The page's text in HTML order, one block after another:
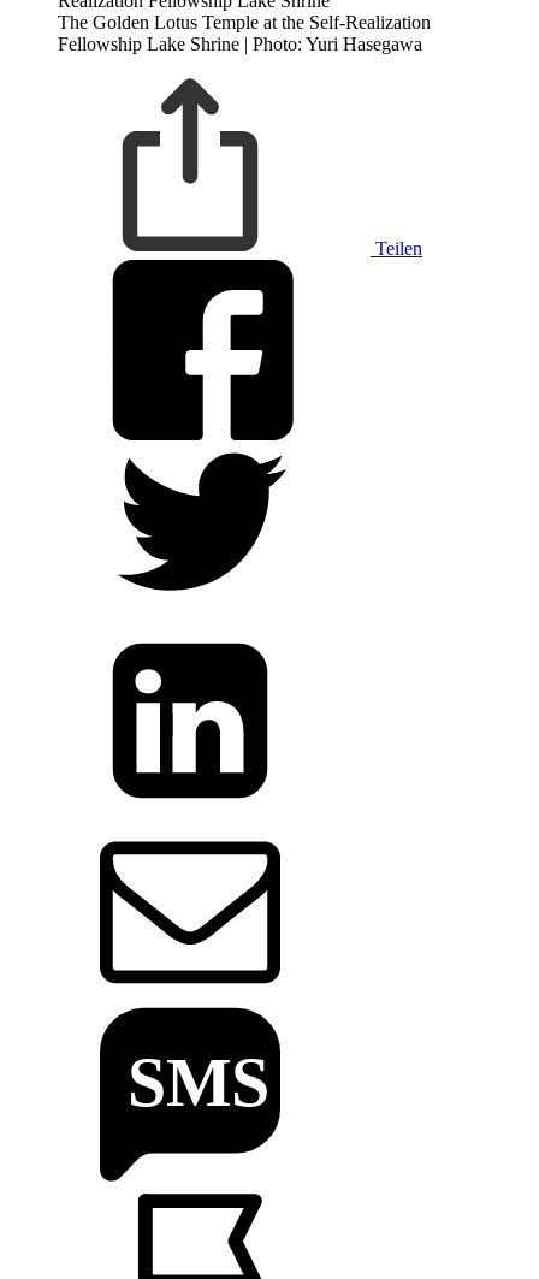
The Golden Lotus Temple at the Self-Realization
Fellowship Lake Shrine | Photo: Yuri Hasegawa
Teilen